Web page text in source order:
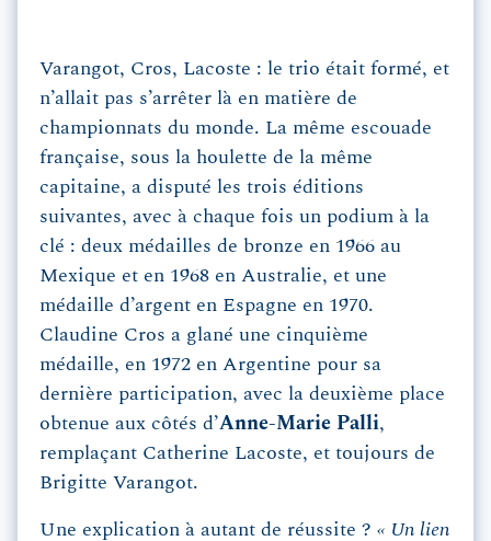
Varangot, Cros, Lacoste : le trio était formé, et
n’allait pas s’arrêter là en matière de
championnats du monde. La même escouade
française, sous la houlette de la même
capitaine, a disputé les trois éditions
suivantes, avec à chaque fois un podium à la
clé : deux médailles de bronze en 1966 au
Mexique et en 1968 en Australie, et une
médaille d’argent en Espagne en 1970.
Claudine Cros a glané une cinquième
médaille, en 1972 en Argentine pour sa
dernière participation, avec la deuxième place
obtenue aux côtés d’Anne-Marie Palli,
remplaçant Catherine Lacoste, et toujours de
Brigitte Varangot.
Une explication à autant de réussite ? « Un lien